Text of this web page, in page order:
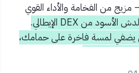
ارتقِ بتجربة الاستحمام مع خلاط الدش الأسود من DEX الإيطالي.
يضفي لمسة فاخرة على حمامك،
الإيطالية.